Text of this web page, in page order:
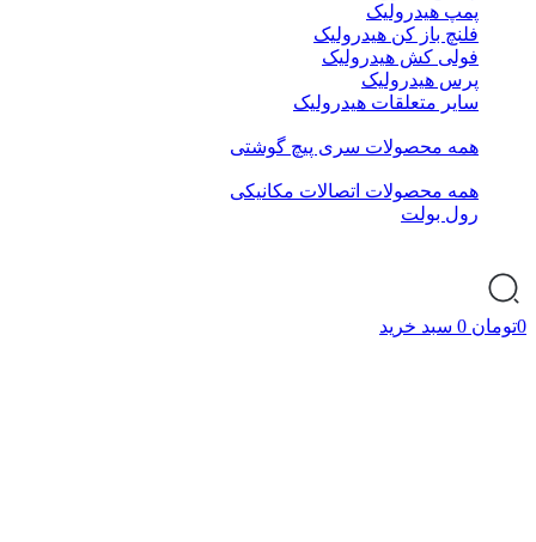
پمپ هیدرولیک
فلنچ باز کن هیدرولیک
فولی کش هیدرولیک
پرس هیدرولیک
سایر متعلقات هیدرولیک
همه محصولات سری پیچ گوشتی
همه محصولات اتصالات مکانیکی
رول بولت
0تومان 0 سبد خرید